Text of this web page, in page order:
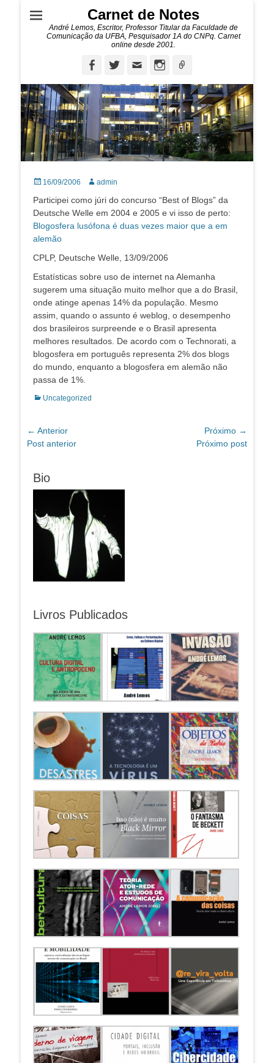
Carnet de Notes
André Lemos, Escritor, Professor Titular da Faculdade de
Comunicação da UFBA, Pesquisador 1A do CNPq. Carnet
online desde 2001.
FacebookTwitterEmail Instagram
Posted
16/09/2006 Autor:admin
Participei como júri do concurso “Best of Blogs” da
Deutsche Welle em 2004 e 2005 e vi isso de perto:
Blogosfera lusófona é duas vezes maior que a em
alemão
CPLP, Deutsche Welle, 13/09/2006
Estatísticas sobre uso de internet na Alemanha
sugerem uma situação muito melhor que a do Brasil,
onde atinge apenas 14% da população. Mesmo
assim, quando o assunto é weblog, o desempenho
dos brasileiros surpreende e o Brasil apresenta
melhores resultados. De acordo com o Technorati, a
blogosfera em português representa 2% dos blogs
do mundo, enquanto a blogosfera em alemão não
passa de 1%.
Categorias:
Uncategorized
Navegação
de
← Anterior
Post
Post anterior
Próximo →
Próximo post
Bio
Livros Publicados